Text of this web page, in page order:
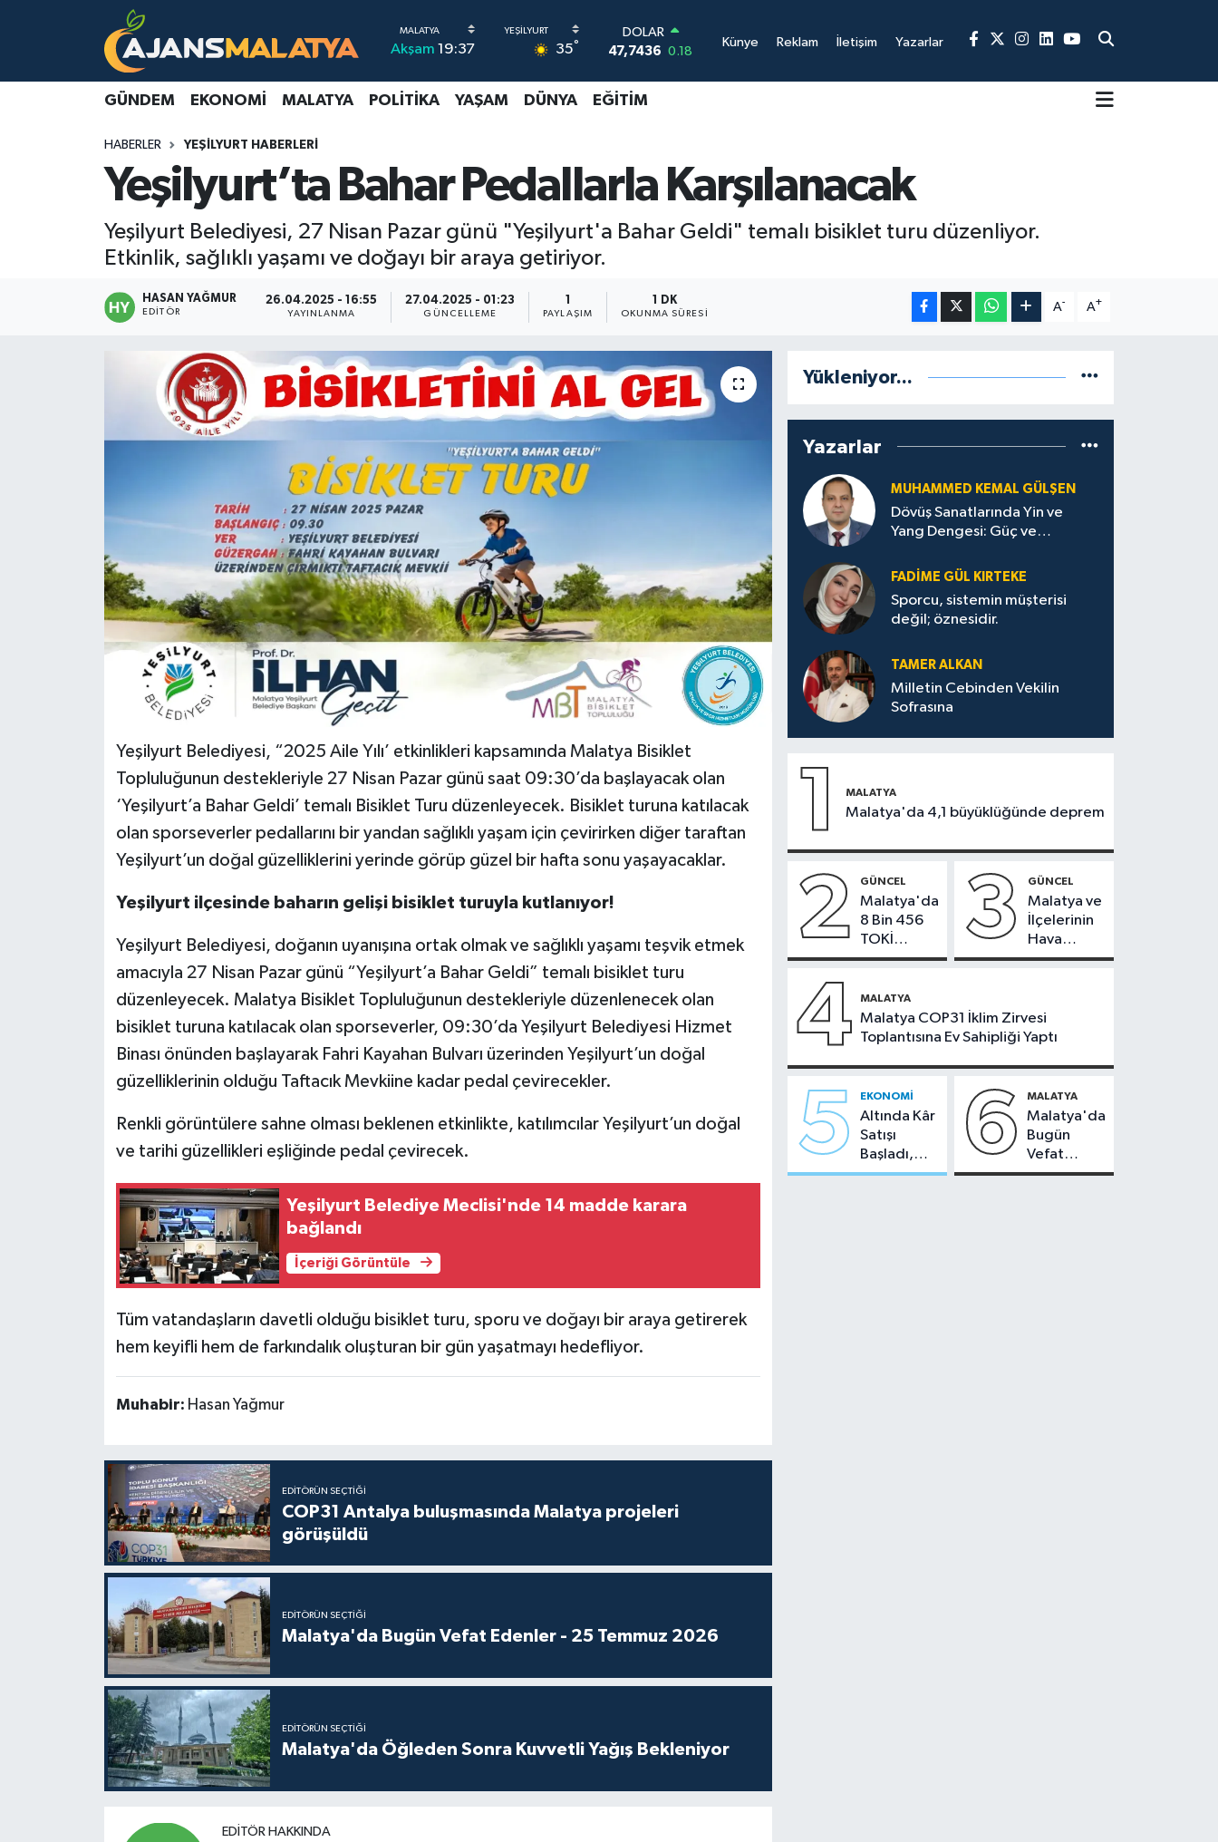
Akşam 19:37 35°
DOLAR
47,7436 0.18
55,2510
STERLİN
6660.55
0.03
BİST100
13.779
-14
BITCOIN
64.944,08
-0.18
Künye Reklam İletişim Yazarlar
GÜNDEM EKONOMI MALATYA POLITIKA YAŞAM DÜNYA EĞITIM
HABERLER YEŞILYURT HABERLERI
Yeşilyurt’ta Bahar Pedallarla Karşılanacak
Yeşilyurt Belediyesi, 27 Nisan Pazar günü "Yeşilyurt'a Bahar Geldi" temalı bisiklet turu düzenliyor.
Etkinlik, sağlıklı yaşamı ve doğayı bir araya getiriyor.
HASAN YAĞMUR
EDITÖR
26.04.2025 - 16:55
YAYINLANMA
27.04.2025 - 01:23
GÜNCELLEME
1
PAYLAŞIM
1 DK
OKUNMA SÜRESI
A- A+
Yeşilyurt Belediyesi, “2025 Aile Yılı’ etkinlikleri kapsamında Malatya Bisiklet
Topluluğunun destekleriyle 27 Nisan Pazar günü saat 09:30’da başlayacak olan
‘Yeşilyurt’a Bahar Geldi’ temalı Bisiklet Turu düzenleyecek. Bisiklet turuna katılacak
olan sporseverler pedallarını bir yandan sağlıklı yaşam için çevirirken diğer taraftan
Yeşilyurt’un doğal güzelliklerini yerinde görüp güzel bir hafta sonu yaşayacaklar.
Yeşilyurt ilçesinde baharın gelişi bisiklet turuyla kutlanıyor!
Yeşilyurt Belediyesi, doğanın uyanışına ortak olmak ve sağlıklı yaşamı teşvik etmek
amacıyla 27 Nisan Pazar günü “Yeşilyurt’a Bahar Geldi” temalı bisiklet turu
düzenleyecek. Malatya Bisiklet Topluluğunun destekleriyle düzenlenecek olan
bisiklet turuna katılacak olan sporseverler, 09:30’da Yeşilyurt Belediyesi Hizmet
Binası önünden başlayarak Fahri Kayahan Bulvarı üzerinden Yeşilyurt’un doğal
güzelliklerinin olduğu Taftacık Mevkiine kadar pedal çevirecekler.
Renkli görüntülere sahne olması beklenen etkinlikte, katılımcılar Yeşilyurt’un doğal
ve tarihi güzellikleri eşliğinde pedal çevirecek.
Yeşilyurt Belediye Meclisi'nde 14 madde karara
bağlandı
İçeriği Görüntüle
Tüm vatandaşların davetli olduğu bisiklet turu, sporu ve doğayı bir araya getirerek
hem keyifli hem de farkındalık oluşturan bir gün yaşatmayı hedefliyor.
Muhabir: Hasan Yağmur
EDITÖRÜN SEÇTIĞI
COP31 Antalya buluşmasında Malatya projeleri
görüşüldü
EDITÖRÜN SEÇTIĞI
Malatya'da Bugün Vefat Edenler - 25 Temmuz 2026
EDITÖRÜN SEÇTIĞI
Malatya'da Öğleden Sonra Kuvvetli Yağış Bekleniyor
EDITÖR HAKKINDA
Yükleniyor...
Yazarlar
MUHAMMED KEMAL GÜLŞEN
Dövüş Sanatlarında Yin ve
Yang Dengesi: Güç ve
FADIME GÜL KIRTEKE
Sporcu, sistemin müşterisi
değil; öznesidir.
TAMER ALKAN
Milletin Cebinden Vekilin
Sofrasına
1 MALATYA
Malatya'da 4,1 büyüklüğünde deprem
2 GÜNCEL
Malatya'da
8 Bin 456
TOKİ
Konutunun
Bugün
Çekiliyor
3 GÜNCEL
Malatya ve
İlçelerinin
Hava
Durumu -
2026
4 MALATYA
Malatya COP31 İklim Zirvesi
Toplantısına Ev Sahipliği Yaptı
5 EKONOMI
Altında Kâr
Satışı
Başladı,
Malatya'da
6 MALATYA
Malatya'da
Bugün
Vefat
Edenler -
Gündem
Politika
Teknoloji
Malatya Nöbetçi Eczaneler
Malatya Trafik Yoğunluk Haritası
TFF 3.Lig 2.Grup Puan Durumu ve Fikstür
Tüm Manşetler